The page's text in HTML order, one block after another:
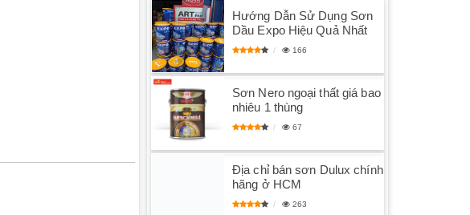
Hướng Dẫn Sử Dụng Sơn
Dầu Expo Hiệu Quả Nhất
166
Sơn Nero ngoại thất giá bao
nhiêu 1 thùng
67
Địa chỉ bán sơn Dulux chính
hãng ở HCM
263